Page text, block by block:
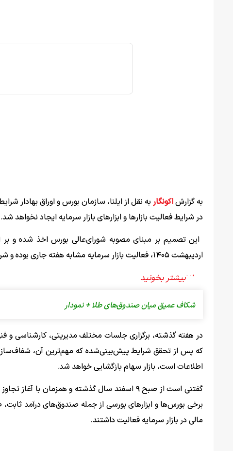
به گزارشاکونگار به نقل از ایلنا، سازمان بورس و اوراق بهادار
در شرایط فعالیت بازارها و ابزارهای بازار سرمایه ایجاد نخواهد شد.
اردیبهشت ۱۴۰۵، فعالیت بازار سرمایه مشابه هفته جاری بوده و شرایط فعالیت بازارها تغییری نخواهد کرد.
شکاف عمیق میان صندوق‌های‌ طلا + نمودار
در هفته‌ گذشته، برگزاری جلسات مختلف مدیریتی، کارشناسی و
که پس از تحقق شرایط پیش‌بینی‌شده که مهم‌ترین آن،
اطلاعات است، بازار سهام بازگشایی خواهد شد.
گفتنی است از صبح ۹ اسفند سال گذشته و همزمان
برخی بورس‌ها و ابزارهای بورسی از جمله صندوق‌های درآمد ثابت،
مالی در بازار سرمایه فعالیت داشتند.